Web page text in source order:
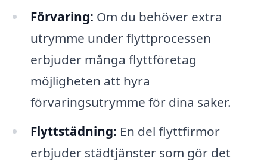
Förvaring: Om du behöver extra
utrymme under flyttprocessen
erbjuder många flyttföretag
möjligheten att hyra
förvaringsutrymme för dina saker.
Flyttstädning: En del flyttfirmor
erbjuder städtjänster som gör det